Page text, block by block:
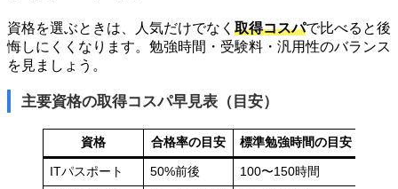
資格を選ぶときは、人気だけでなく 取得コスパで比べると後
悔しにくくなります。勉強時間・受験料・汎用性のバランス
を見ましょう。
主要資格の取得コスパ早見表（目安）
資格 合格率の目安 標準勉強時間の目安
ITパスポート 50%前後 100〜150時間